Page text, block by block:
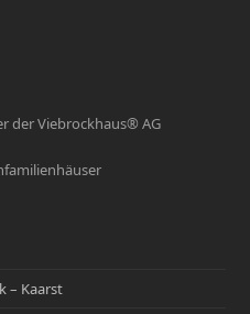
der Viebrockhaus® AG
– Kaarst